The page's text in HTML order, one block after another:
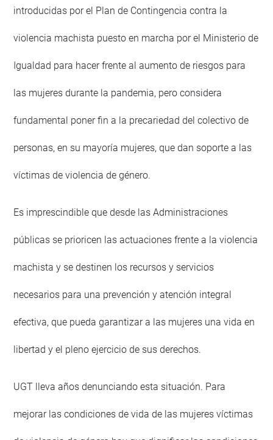
introducidas por el Plan de Contingencia contra la
violencia machista puesto en marcha por el Ministerio de
Igualdad para hacer frente al aumento de riesgos para
las mujeres durante la pandemia, pero considera
fundamental poner fin a la precariedad del colectivo de
personas, en su mayoría mujeres, que dan soporte a las
víctimas de violencia de género.
Es imprescindible que desde las Administraciones
públicas se prioricen las actuaciones frente a la violencia
machista y se destinen los recursos y servicios
necesarios para una prevención y atención integral
efectiva, que pueda garantizar a las mujeres una vida en
libertad y el pleno ejercicio de sus derechos.
UGT lleva años denunciando esta situación. Para
mejorar las condiciones de vida de las mujeres víctimas